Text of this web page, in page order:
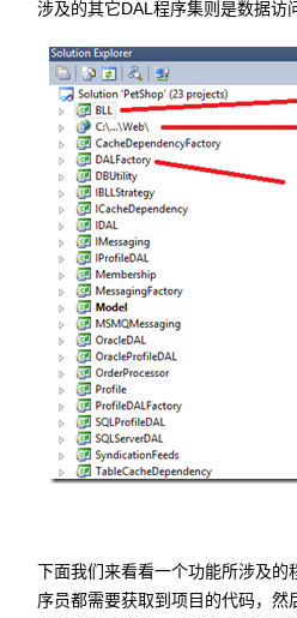
涉及的其它DAL程序集则是数据访
下面我们来看看一个功能所涉及的
序员都需要获取到项目的代码，然